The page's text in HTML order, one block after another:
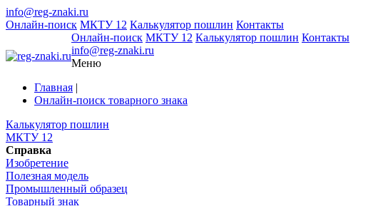
info@reg-znaki.ru
Онлайн-поиск МКТУ 12 Калькулятор пошлин Контакты
Онлайн-поиск МКТУ 12 Калькулятор пошлин Контакты
info@reg-znaki.ru
Меню
Главная |
Онлайн-поиск товарного знака
Калькулятор пошлин
МКТУ 12
Справка
Изобретение
Полезная модель
Промышленный образец
Товарный знак